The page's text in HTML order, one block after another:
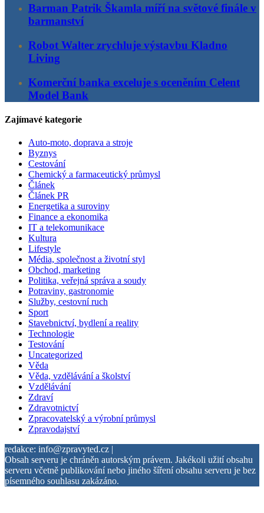
Barman Patrik Škamla míří na světové finále v
barmanství
Robot Walter zrychluje výstavbu Kladno
Living
Komerční banka exceluje s oceněním Celent
Model Bank
Zajímavé kategorie
Auto-moto, doprava a stroje
Byznys
Cestování
Chemický a farmaceutický průmysl
Článek
Článek PR
Energetika a suroviny
Finance a ekonomika
IT a telekomunikace
Kultura
Lifestyle
Média, společnost a životní styl
Obchod, marketing
Politika, veřejná správa a soudy
Potraviny, gastronomie
Služby, cestovní ruch
Sport
Stavebnictví, bydlení a reality
Technologie
Testování
Uncategorized
Věda
Věda, vzdělávání a školství
Vzdělávání
Zdraví
Zdravotnictví
Zpracovatelský a výrobní průmysl
Zpravodajství
redakce: info@zpravyted.cz |
Obsah serveru je chráněn autorským právem. Jakékoli užití obsahu
serveru včetně publikování nebo jiného šíření obsahu serveru je bez
písemného souhlasu zakázáno.